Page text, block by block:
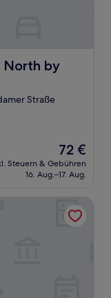
North by
IHG
Straße
Der
Preis
beträgt
72 €
Steuern & Gebühren
16. Aug.–17. Aug.